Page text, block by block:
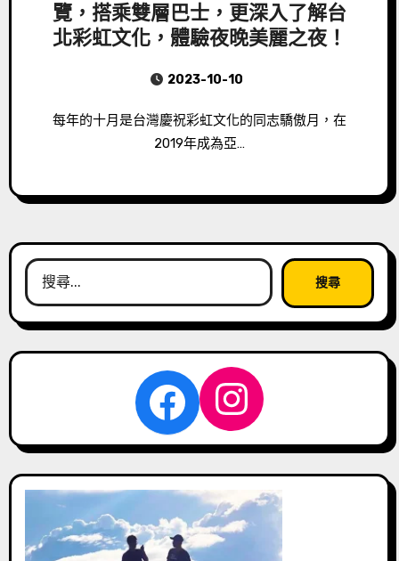
覽，搭乘雙層巴士，更深入了解台
北彩虹文化，體驗夜晚美麗之夜！
2023-10-10
每年的十月是台灣慶祝彩虹文化的同志驕傲月，在
2019年成為亞…
搜
尋
關
Facebook